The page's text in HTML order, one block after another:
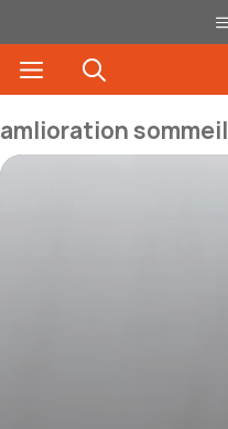
au
contenuMenu
amlioration sommeil